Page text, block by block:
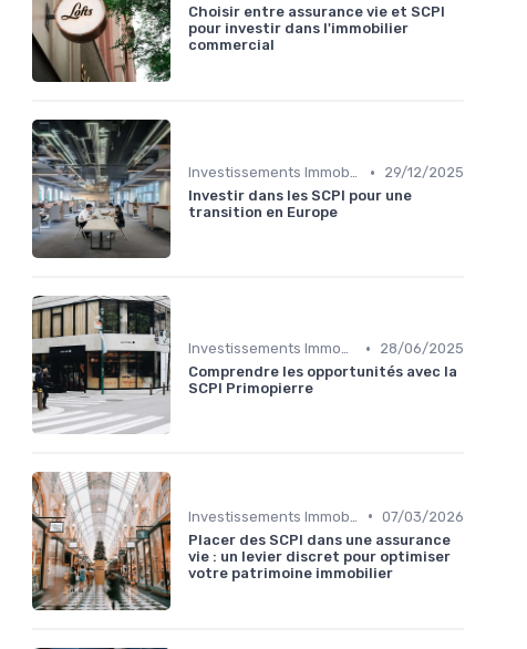
Choisir entre assurance vie et SCPI
pour investir dans l'immobilier
commercial
Investissements Immobiliers Stratégiques •
29/12/2025
Investir dans les SCPI pour une
transition en Europe
Investissements Immobiliers Stratégiques •
28/06/2025
Comprendre les opportunités avec la
SCPI Primopierre
• 07/03/2026
Placer des SCPI dans une assurance
vie : un levier discret pour optimiser
votre patrimoine immobilier